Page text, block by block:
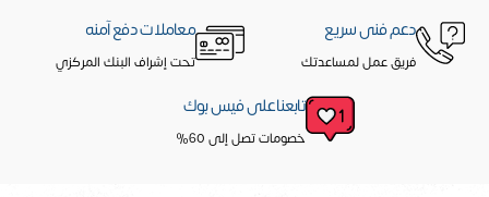
دعم فنى سريع
فريق عمل لمساعدتك
معاملات دفع آمنه
تحت إشراف البنك المركزي
تابعنا على فيس بوك
خصومات تصل إلى 60%